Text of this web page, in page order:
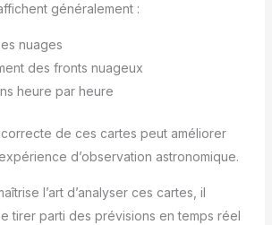
généralement :
nuages
des fronts nuageux
heure par heure
de ces cartes peut améliorer
d’observation astronomique.
l’art d’analyser ces cartes, il
tirer parti des prévisions en temps réel